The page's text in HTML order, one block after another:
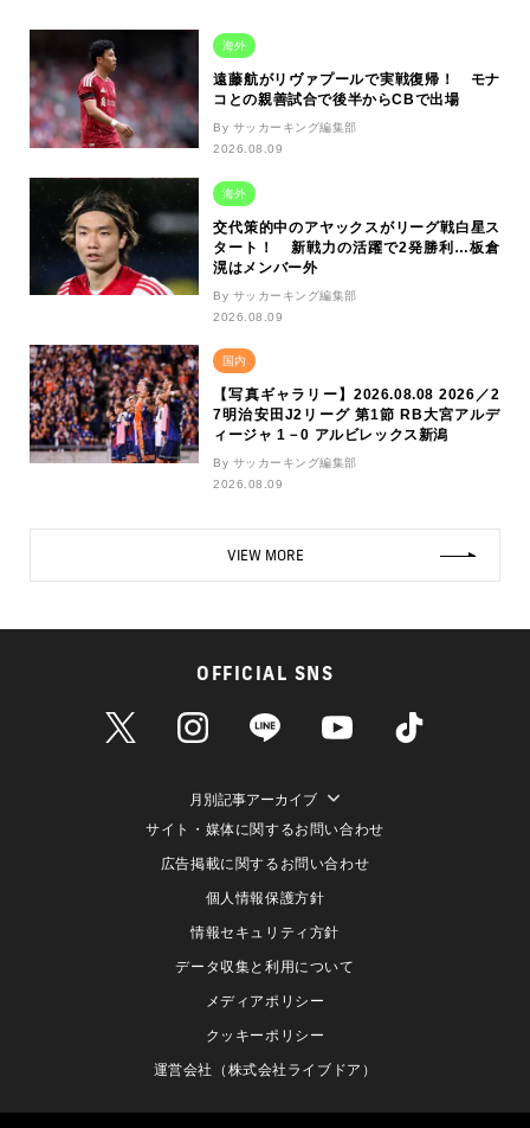
海外
遠藤航がリヴァプールで実戦復帰！ モナ
コとの親善試合で後半からCBで出場
By サッカーキング編集部
2026.08.09
海外
交代策的中のアヤックスがリーグ戦白星ス
タート！ 新戦力の活躍で2発勝利…板倉
滉はメンバー外
By サッカーキング編集部
2026.08.09
国内
【写真ギャラリー】2026.08.08 2026／2
7明治安田J2リーグ 第1節 RB大宮アルデ
ィージャ 1－0 アルビレックス新潟
By サッカーキング編集部
2026.08.09
VIEW MORE
OFFICIAL SNS
月別記事アーカイブ
サイト・媒体に関するお問い合わせ
広告掲載に関するお問い合わせ
個人情報保護方針
情報セキュリティ方針
データ収集と利用について
メディアポリシー
クッキーポリシー
運営会社（株式会社ライブドア）